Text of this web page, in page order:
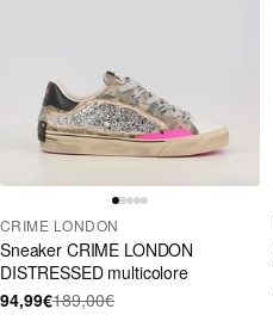
CRIME LONDON
Sneaker CRIME LONDON
DISTRESSED multicolore
94,99€189,00€